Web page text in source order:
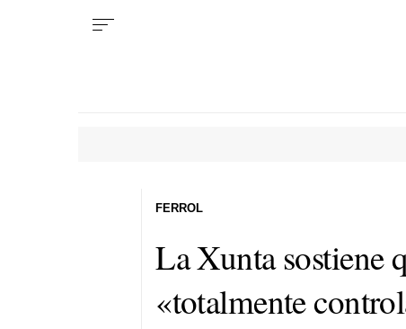
La Xunta sostiene
«totalmente
FERROL